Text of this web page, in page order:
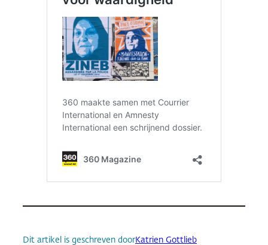
Dit artikel is geschreven doorKatrien Gottlieb